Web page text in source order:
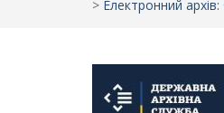
> Електронний